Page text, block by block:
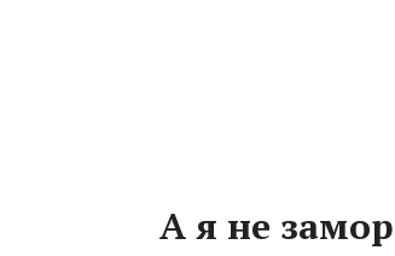
А я не